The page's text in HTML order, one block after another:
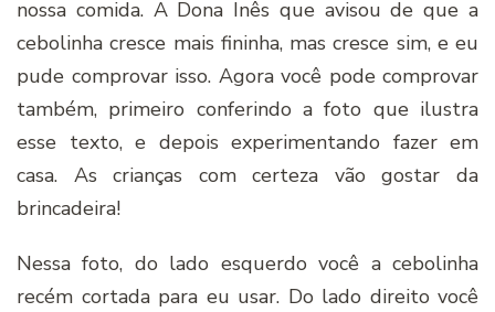
nossa comida. A Dona Inês que avisou de que a
cebolinha cresce mais fininha, mas cresce sim, e eu
pude comprovar isso. Agora você pode comprovar
também, primeiro conferindo a foto que ilustra
esse texto, e depois experimentando fazer em
casa. As crianças com certeza vão gostar da
brincadeira!
Nessa foto, do lado esquerdo você a cebolinha
recém cortada para eu usar. Do lado direito você